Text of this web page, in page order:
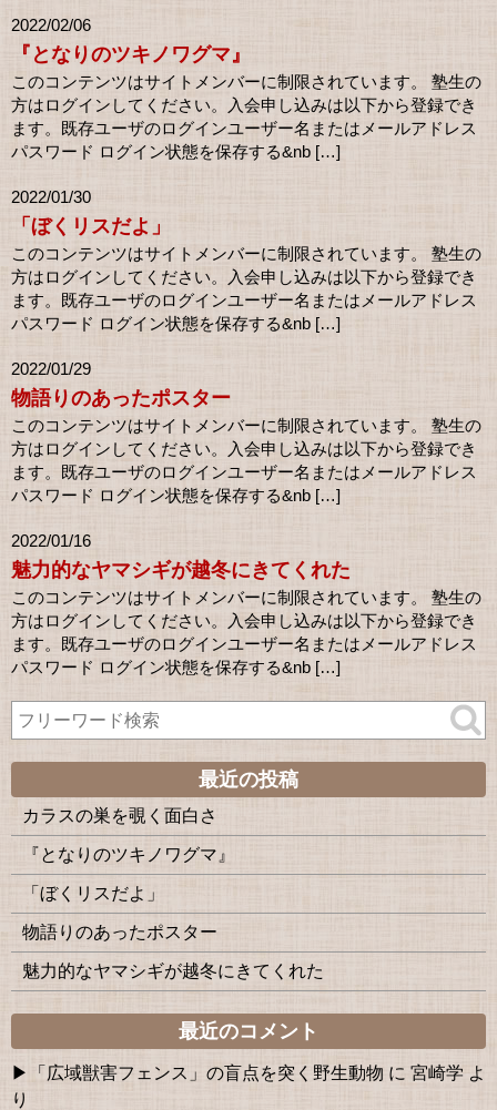
2022/02/06
『となりのツキノワグマ』
このコンテンツはサイトメンバーに制限されています。 塾生の
方はログインしてください。入会申し込みは以下から登録でき
ます。既存ユーザのログインユーザー名またはメールアドレス
パスワード ログイン状態を保存する&nb […]
2022/01/30
「ぼくリスだよ」
このコンテンツはサイトメンバーに制限されています。 塾生の
方はログインしてください。入会申し込みは以下から登録でき
ます。既存ユーザのログインユーザー名またはメールアドレス
パスワード ログイン状態を保存する&nb […]
2022/01/29
物語りのあったポスター
このコンテンツはサイトメンバーに制限されています。 塾生の
方はログインしてください。入会申し込みは以下から登録でき
ます。既存ユーザのログインユーザー名またはメールアドレス
パスワード ログイン状態を保存する&nb […]
2022/01/16
魅力的なヤマシギが越冬にきてくれた
このコンテンツはサイトメンバーに制限されています。 塾生の
方はログインしてください。入会申し込みは以下から登録でき
ます。既存ユーザのログインユーザー名またはメールアドレス
パスワード ログイン状態を保存する&nb […]
最近の投稿
カラスの巣を覗く面白さ
『となりのツキノワグマ』
「ぼくリスだよ」
物語りのあったポスター
魅力的なヤマシギが越冬にきてくれた
最近のコメント
「広域獣害フェンス」の盲点を突く野生動物 に 宮崎学 よ
り